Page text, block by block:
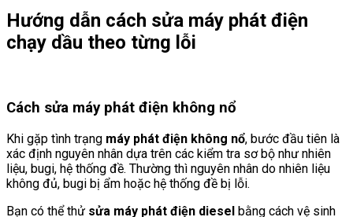
Hướng dẫn cách sửa máy phát điện
chạy dầu theo từng lỗi
Cách sửa máy phát điện không nổ
Khi gặp tình trạng máy phát điện không nổ, bước đầu tiên là
xác định nguyên nhân dựa trên các kiểm tra sơ bộ như nhiên
liệu, bugi, hệ thống đề. Thường thì nguyên nhân do nhiên liệu
không đủ, bugi bị ẩm hoặc hệ thống đề bị lỗi.
Bạn có thể thử sửa máy phát điện diesel bằng cách vệ sinh